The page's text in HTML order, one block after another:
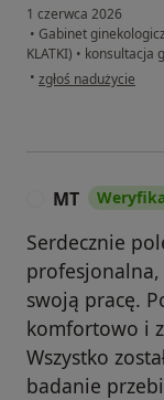
1 czerwca 2026
• Gabinet
KLATKI) • konsultacja
• w opinii
zgłoś nadużycie
MT
Serdecznie
swoją pracę.
komfortowo i
Wszystko
badanie